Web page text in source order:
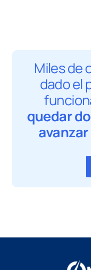
Miles de
dado el
quedar